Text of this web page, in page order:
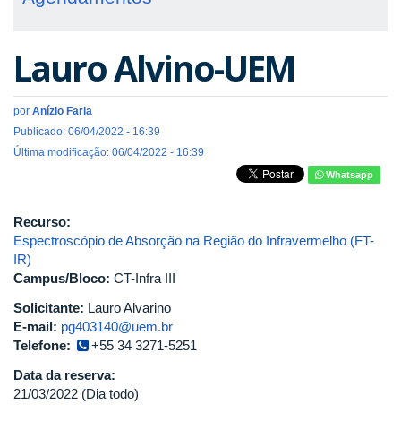
Lauro Alvino-UEM
por Anízio Faria
Publicado: 06/04/2022 - 16:39
Última modificação: 06/04/2022 - 16:39
Whatsapp
Recurso:
Espectroscópio de Absorção na Região do Infravermelho (FT-
IR)
Campus/Bloco: CT-Infra III
Solicitante: Lauro Alvarino
E-mail: pg403140@uem.br
Telefone:
+55 34 3271-5251
Data da reserva:
21/03/2022 (Dia todo)